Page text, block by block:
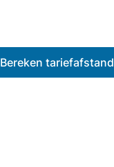
Bereken tariefafstand